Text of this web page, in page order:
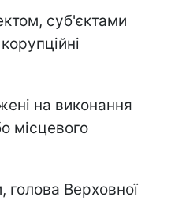
суб'єктами
на виконання
місцевого
голова Верховної